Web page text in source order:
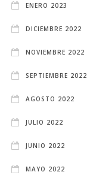
ENERO 2023
DICIEMBRE 2022
NOVIEMBRE 2022
SEPTIEMBRE 2022
AGOSTO 2022
JULIO 2022
JUNIO 2022
MAYO 2022